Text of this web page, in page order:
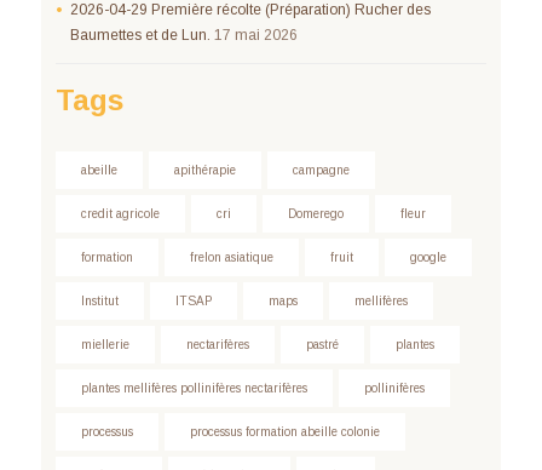
2026-04-29 Première récolte (Préparation) Rucher des
Baumettes et de Lun. 17 mai 2026
Tags
abeille apithérapie campagne
credit agricole cri Domerego fleur
formation frelon asiatique fruit google
Institut ITSAP maps mellifères
miellerie nectarifères pastré plantes
plantes mellifères pollinifères nectarifères pollinifères
processus processus formation abeille colonie